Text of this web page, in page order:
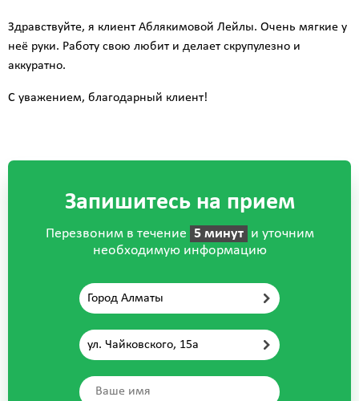
Здравствуйте, я клиент Аблякимовой Лейлы. Очень мягкие у
неё руки. Работу свою любит и делает скрупулезно и
аккуратно.
С уважением, благодарный клиент!
Запишитесь на прием
Перезвоним в течение 5 минут и уточним
необходимую информацию
Город Алматы
ул. Чайковского, 15а